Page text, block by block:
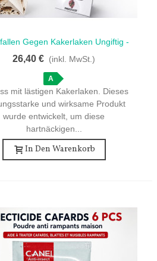
Gegen Kakerlaken Ungiftig -
48 Stück
26,40 € (inkl. MwSt.)
A
mit lästigen Kakerlaken. Dieses
und wirksame Produkt
wurde entwickelt, um diese
hartnäckigen...
In Den Warenkorb